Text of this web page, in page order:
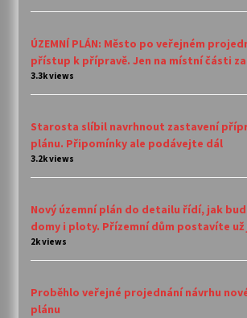
ÚZEMNÍ PLÁN: Město po veřejném
přístup k přípravě. Jen na místní části
3.3k views
Starosta slíbil navrhnout zastavení
plánu. Připomínky ale podávejte dál
3.2k views
Nový územní plán do detailu řídí, jak
domy i ploty. Přízemní dům postavíte už
2k views
Proběhlo veřejné projednání návrhu
plánu